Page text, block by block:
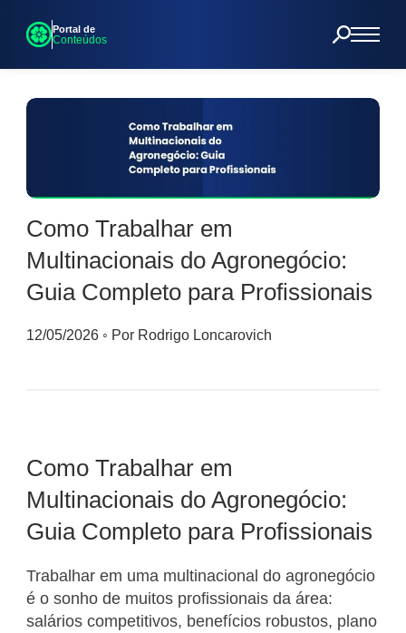
Portal de
Conteúdos
Como Trabalhar em
Multinacionais do Agronegócio:
Guia Completo para Profissionais
12/05/2026 ◦ Por Rodrigo Loncarovich
Como Trabalhar em
Multinacionais do Agronegócio:
Guia Completo para Profissionais
Trabalhar em uma multinacional do agronegócio
é o sonho de muitos profissionais da área:
salários competitivos, benefícios robustos, plano